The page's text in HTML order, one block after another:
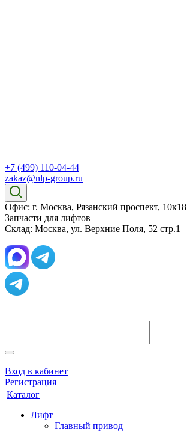
+7 (499) 110-04-44
zakaz@nlp-group.ru
Офис: г. Москва, Рязанский проспект, 10к18
Запчасти для лифтов
Склад: Москва, ул. Верхние Поля, 52 стр.1
Вход в кабинет
Регистрация
Каталог
Лифт
Главный привод